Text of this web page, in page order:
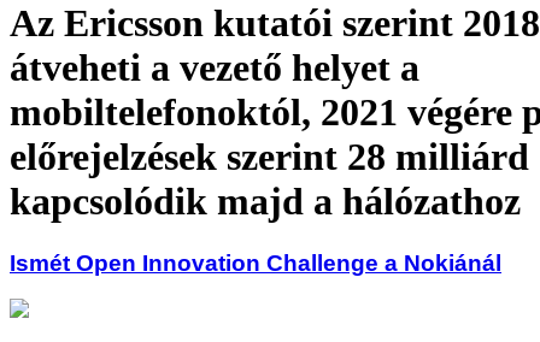
Az Ericsson kutatói szerint
átveheti a vezető helyet a
mobiltelefonoktól, 2021 végére
előrejelzések szerint 28 milliárd
kapcsolódik majd a hálózathoz
Ismét Open Innovation Challenge a Nokiánál